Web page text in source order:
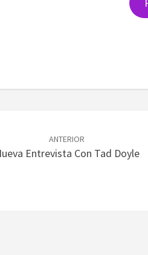
ANTERIOR
Entrevista Con Tad Doyle